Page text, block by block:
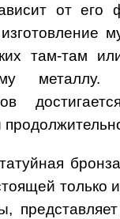
от
там-там
металлу.
только